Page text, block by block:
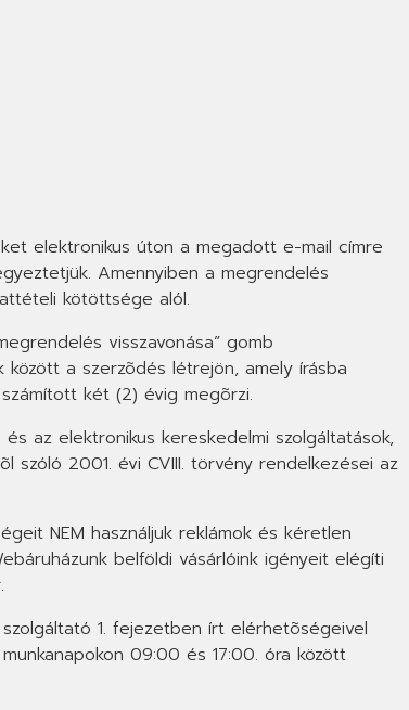
elektronikus úton a megadott e-mail címre
Amennyiben a megrendelés
kötöttsége alól.
visszavonása” gomb
között a szerzõdés létrejön, amely írásba
két (2) évig megõrzi.
az elektronikus kereskedelmi szolgáltatások,
szóló 2001. évi CVIII. törvény rendelkezései az
NEM használjuk reklámok és kéretlen
belföldi vásárlóink igényeit elégíti
1. fejezetben írt elérhetõségeivel
09:00 és 17:00. óra között